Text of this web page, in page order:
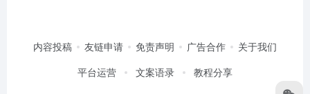
内容投稿 友链申请 免责声明 广告合作 关于我们
平台运营 文案语录 教程分享